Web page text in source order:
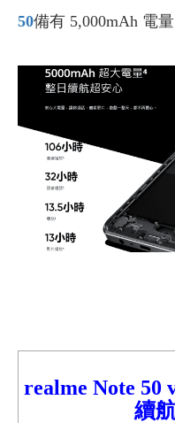
50備有 5,000mAh 電
realme Note 50
續